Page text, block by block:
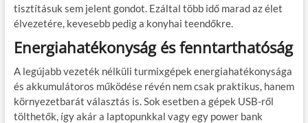
tisztításuk sem jelent gondot. Ezáltal több idő marad az élet
élvezetére, kevesebb pedig a konyhai teendőkre.
Energiahatékonyság és fenntarthatóság
A legújabb vezeték nélküli turmixgépek energiahatékonysága
és akkumulátoros működése révén nem csak praktikus, hanem
környezetbarát választás is. Sok esetben a gépek USB-ről
tölthetők, így akár a laptopunkkal vagy egy power bank